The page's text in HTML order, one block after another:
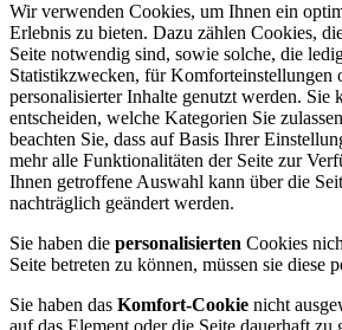
Wir verwenden Cookies, um Ihnen ein
Erlebnis zu bieten. Dazu zählen Cookies,
Seite notwendig sind, sowie solche, die
Statistikzwecken, für Komforteinstellungen
personalisierter Inhalte genutzt werden. Sie
entscheiden, welche Kategorien Sie
beachten Sie, dass auf Basis Ihrer
mehr alle Funktionalitäten der Seite zur
Ihnen getroffene Auswahl kann über die
nachträglich geändert werden.
Sie haben die personalisierten Cookies
Seite betreten zu können, müssen sie diese
Sie haben das Komfort-Cookie nicht
auf das Element oder die Seite dauerhaft zu